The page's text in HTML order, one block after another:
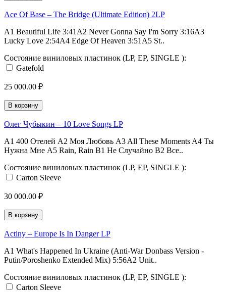
Ace Of Base ‎– The Bridge (Ultimate Edition) 2LP
A1 Beautiful Life 3:41A2 Never Gonna Say I'm Sorry 3:16A3
Lucky Love 2:54A4 Edge Of Heaven 3:51A5 St..
Состояние виниловых пластинок (LP, EP, SINGLE ):
Gatefold
25 000.00 ₽
В корзину
Олег Чубыкин ‎– 10 Love Songs LP
A1 400 Отелей A2 Моя Любовь A3 All These Moments A4 Ты
Нужна Мне A5 Rain, Rain B1 Не Случайно B2 Все..
Состояние виниловых пластинок (LP, EP, SINGLE ):
Carton Sleeve
30 000.00 ₽
В корзину
Actiny ‎– Europe Is In Danger LP
A1 What's Happened In Ukraine (Anti-War Donbass Version -
Putin/Poroshenko Extended Mix) 5:56A2 Unit..
Состояние виниловых пластинок (LP, EP, SINGLE ):
Carton Sleeve